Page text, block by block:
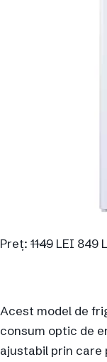
Preț: 1149 LEI 849
Acest model de
consum optic de
ajustabil prin care